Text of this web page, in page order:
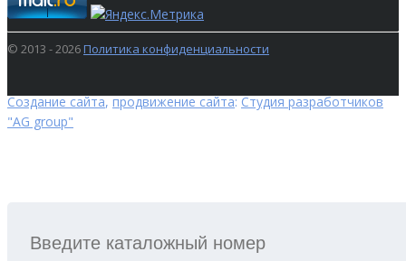
© 2013 - 2026Политика конфиденциальности
Создание сайта, продвижение сайта: Студия разработчиков
"AG group"